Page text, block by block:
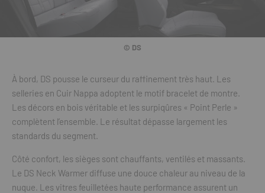
© DS
À bord, DS pousse le curseur du raffinement très haut. Les
selleries en Cuir Nappa adoptent le motif bracelet de montre.
Les décors en bois véritable et les surpiqûres « Point Perle »
complètent l’ensemble. Le résultat dépasse largement les
standards du segment.
Côté confort, les sièges sont chauffants, ventilés et massants.
Le DS Neck Warmer diffuse une douce chaleur au niveau de la
nuque. Les vitres feuilletées haute performance assurent un